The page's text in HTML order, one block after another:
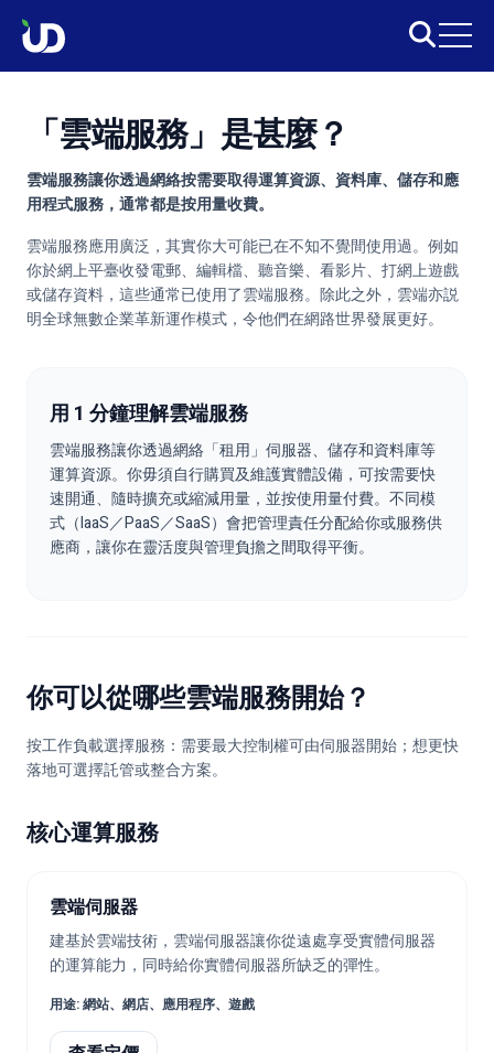
「雲端服務」是甚麼？
雲端服務讓你透過網絡按需要取得運算資源、資料庫、儲存和應
用程式服務，通常都是按用量收費。
雲端服務應用廣泛，其實你大可能已在不知不覺間使用過。例如
你於網上平臺收發電郵、編輯檔、聽音樂、看影片、打網上遊戲
或儲存資料，這些通常已使用了雲端服務。除此之外，雲端亦説
明全球無數企業革新運作模式，令他們在網路世界發展更好。
用 1 分鐘理解雲端服務
雲端服務讓你透過網絡「租用」伺服器、儲存和資料庫等
運算資源。你毋須自行購買及維護實體設備，可按需要快
速開通、隨時擴充或縮減用量，並按使用量付費。不同模
式（IaaS／PaaS／SaaS）會把管理責任分配給你或服務供
應商，讓你在靈活度與管理負擔之間取得平衡。
你可以從哪些雲端服務開始？
按工作負載選擇服務：需要最大控制權可由伺服器開始；想更快
落地可選擇託管或整合方案。
核心運算服務
雲端伺服器
建基於雲端技術，雲端伺服器讓你從遠處享受實體伺服器
的運算能力，同時給你實體伺服器所缺乏的彈性。
用途:網站、網店、應用程序、遊戲